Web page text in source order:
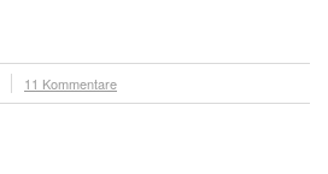
11 Kommentare